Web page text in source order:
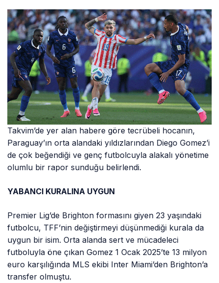
Takvim’de yer alan habere göre tecrübeli hocanın,
Paraguay’ın orta alandaki yıldızlarından Diego Gomez’i
de çok beğendiği ve genç futbolcuyla alakalı yönetime
olumlu bir rapor sunduğu belirlendi.
YABANCI KURALINA UYGUN
Premier Lig’de Brighton formasını giyen 23 yaşındaki
futbolcu, TFF’nin değiştirmeyi düşünmediği kurala da
uygun bir isim. Orta alanda sert ve mücadeleci
futboluyla öne çıkan Gomez 1 Ocak 2025’te 13 milyon
euro karşılığında MLS ekibi Inter Miami’den Brighton’a
transfer olmuştu.